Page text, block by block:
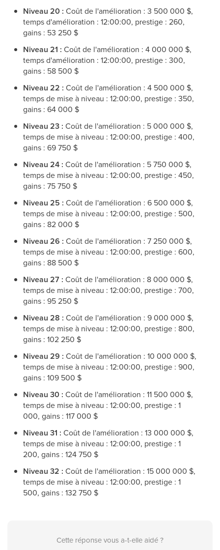
Niveau 20 : Coût de l'amélioration : 3 500 000 $,
temps d'amélioration : 12:00:00, prestige : 260,
gains : 53 250 $
Niveau 21 : Coût de l'amélioration : 4 000 000 $,
temps d'amélioration : 12:00:00, prestige : 300,
gains : 58 500 $
Niveau 22 : Coût de l'amélioration : 4 500 000 $,
temps de mise à niveau : 12:00:00, prestige : 350,
gains : 64 000 $
Niveau 23 : Coût de l'amélioration : 5 000 000 $,
temps de mise à niveau : 12:00:00, prestige : 400,
gains : 69 750 $
Niveau 24 : Coût de l'amélioration : 5 750 000 $,
temps de mise à niveau : 12:00:00, prestige : 450,
gains : 75 750 $
Niveau 25 : Coût de l'amélioration : 6 500 000 $,
temps de mise à niveau : 12:00:00, prestige : 500,
gains : 82 000 $
Niveau 26 : Coût de l'amélioration : 7 250 000 $,
temps de mise à niveau : 12:00:00, prestige : 600,
gains : 88 500 $
Niveau 27 : Coût de l'amélioration : 8 000 000 $,
temps de mise à niveau : 12:00:00, prestige : 700,
gains : 95 250 $
Niveau 28 : Coût de l'amélioration : 9 000 000 $,
temps de mise à niveau : 12:00:00, prestige : 800,
gains : 102 250 $
Niveau 29 : Coût de l'amélioration : 10 000 000 $,
temps de mise à niveau : 12:00:00, prestige : 900,
gains : 109 500 $
Niveau 30 : Coût de l'amélioration : 11 500 000 $,
temps de mise à niveau : 12:00:00, prestige : 1
000, gains : 117 000 $
Niveau 31 : Coût de l'amélioration : 13 000 000 $,
temps de mise à niveau : 12:00:00, prestige : 1
200, gains : 124 750 $
Niveau 32 : Coût de l'amélioration : 15 000 000 $,
temps de mise à niveau : 12:00:00, prestige : 1
500, gains : 132 750 $
Cette réponse vous a-t-elle aidé ?